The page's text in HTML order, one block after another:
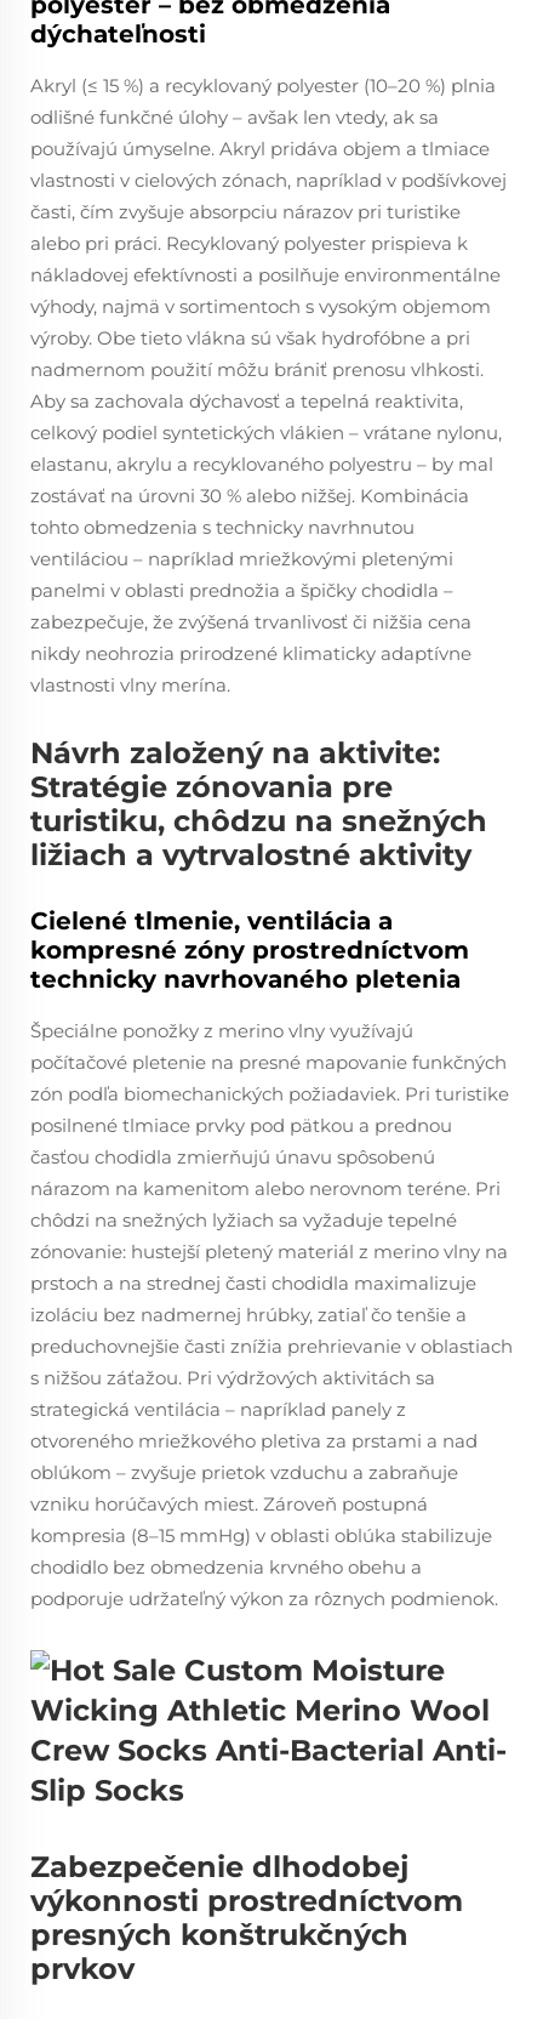
dýchateľnosti
Akryl (≤ 15 %) a recyklovaný polyester (10–20 %) plnia
odlišné funkčné úlohy – avšak len vtedy, ak sa
používajú úmyselne. Akryl pridáva objem a tlmiace
vlastnosti v cielových zónach, napríklad v podšívkovej
časti, čím zvyšuje absorpciu nárazov pri turistike
alebo pri práci. Recyklovaný polyester prispieva k
nákladovej efektívnosti a posilňuje environmentálne
výhody, najmä v sortimentoch s vysokým objemom
výroby. Obe tieto vlákna sú však hydrofóbne a pri
nadmernom použití môžu brániť prenosu vlhkosti.
Aby sa zachovala dýchavosť a tepelná reaktivita,
celkový podiel syntetických vlákien – vrátane nylonu,
elastanu, akrylu a recyklovaného polyestru – by mal
zostávať na úrovni 30 % alebo nižšej. Kombinácia
tohto obmedzenia s technicky navrhnutou
ventiláciou – napríklad mriežkovými pletenými
panelmi v oblasti prednožia a špičky chodidla –
zabezpečuje, že zvýšená trvanlivosť či nižšia cena
nikdy neohrozia prirodzené klimaticky adaptívne
vlastnosti vlny merína.
Návrh založený na aktivite:
Stratégie zónovania pre
turistiku, chôdzu na snežných
ližiach a vytrvalostné aktivity
Cielené tlmenie, ventilácia a
kompresné zóny prostredníctvom
technicky navrhovaného pletenia
Špeciálne ponožky z merino vlny využívajú
počítačové pletenie na presné mapovanie funkčných
zón podľa biomechanických požiadaviek. Pri turistike
posilnené tlmiace prvky pod pätkou a prednou
časťou chodidla zmierňujú únavu spôsobenú
nárazom na kamenitom alebo nerovnom teréne. Pri
chôdzi na snežných lyžiach sa vyžaduje tepelné
zónovanie: hustejší pletený materiál z merino vlny na
prstoch a na strednej časti chodidla maximalizuje
izoláciu bez nadmernej hrúbky, zatiaľ čo tenšie a
preduchovnejšie časti znížia prehrievanie v oblastiach
s nižšou záťažou. Pri výdržových aktivitách sa
strategická ventilácia – napríklad panely z
otvoreného mriežkového pletiva za prstami a nad
oblúkom – zvyšuje prietok vzduchu a zabraňuje
vzniku horúčavých miest. Zároveň postupná
kompresia (8–15 mmHg) v oblasti oblúka stabilizuje
chodidlo bez obmedzenia krvného obehu a
podporuje udržateľný výkon za rôznych podmienok.
Zabezpečenie dlhodobej
výkonnosti prostredníctvom
presných konštrukčných
prvkov